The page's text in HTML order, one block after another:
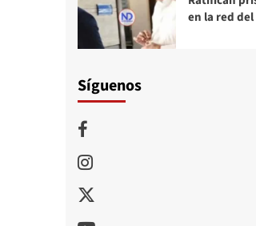
en la red
Síguenos